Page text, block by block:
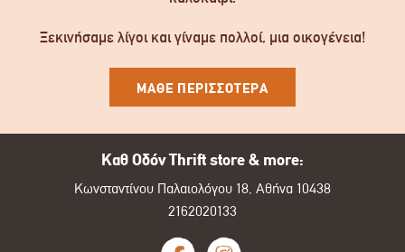
Ξεκινήσαμε λίγοι και γίναμε πολλοί, μια οικογένεια!
ΜΑΘΕ ΠΕΡΙΣΣΟΤΕΡΑ
Καθ Οδόν Thrift store & more:
Κωνσταντίνου Παλαιολόγου 18, Αθήνα 10438
2162020133